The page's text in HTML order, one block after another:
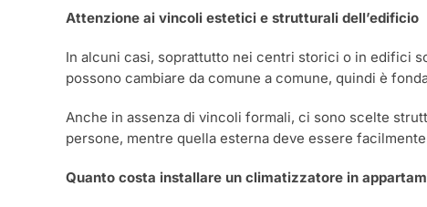
Attenzione ai vincoli estetici e strutturali dell’edificio
In alcuni casi, soprattutto nei centri storici o in edifici
possono cambiare da comune a comune, quindi è
Anche in assenza di vincoli formali, ci sono scelte
persone, mentre quella esterna deve essere
Quanto costa installare un climatizzatore in